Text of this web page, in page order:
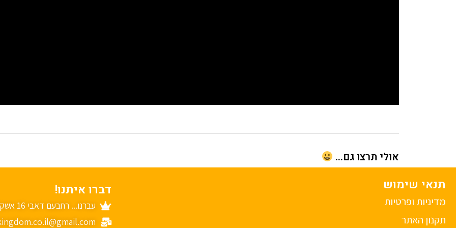
אולי תרצו גם...
תנאי שימוש
מדיניות ופרטיות
תקנון האתר
דברו איתנו!
עברנו... רחבעם דאבי 16 אשקלון